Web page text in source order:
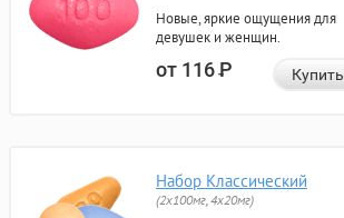
Новые, яркие ощущения для
девушек и женщин.
от 116Р Купить
Набор Классический
(2x100мг, 4x20мг)